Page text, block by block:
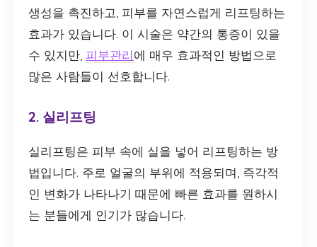
생성을 촉진하고, 피부를 자연스럽게 리프팅하는
효과가 있습니다. 이 시술은 약간의 통증이 있을
수 있지만, 피부관리에 매우 효과적인 방법으로
많은 사람들이 선호합니다.
2. 실리프팅
실리프팅은 피부 속에 실을 넣어 리프팅하는 방
법입니다. 주로 얼굴의 부위에 적용되며, 즉각적
인 변화가 나타나기 때문에 빠른 효과를 원하시
는 분들에게 인기가 많습니다.